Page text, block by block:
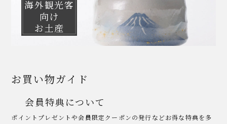
海外観光客
向け
お土産
お買い物ガイド
会員特典について
ポイントプレゼントや会員限定クーポンの発行などお得な特典を多